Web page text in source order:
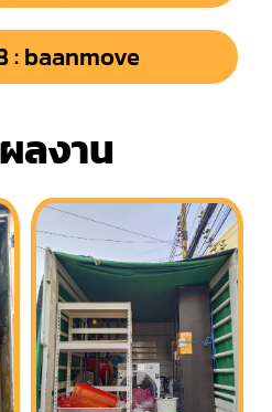
: baanmove
ลงาน